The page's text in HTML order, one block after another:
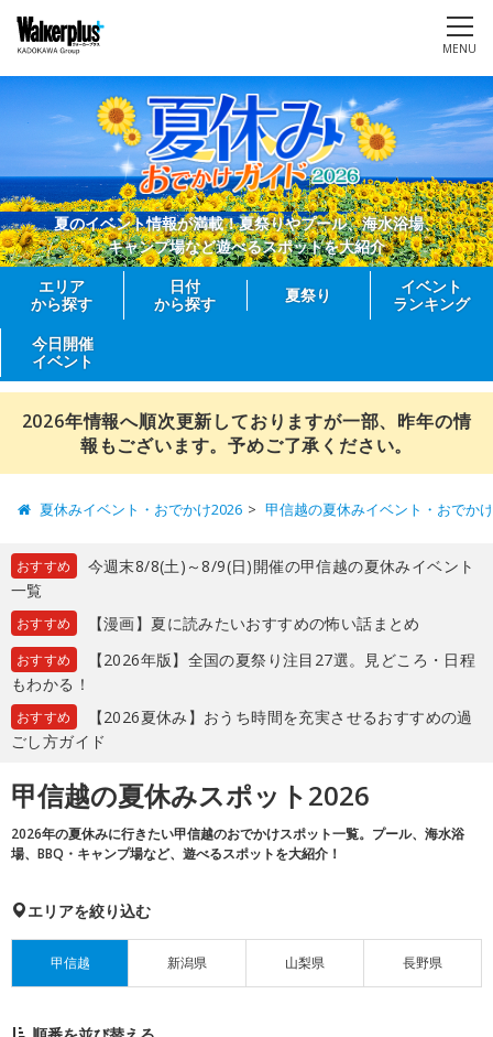
MENU
夏のイベント情報が満載！夏祭りやプール、海水浴場、
キャンプ場など遊べるスポットを大紹介
エリア
から探す
日付
から探す
夏祭り
イベント
ランキング
今日開催
イベント
2026年情報へ順次更新しておりますが一部、昨年の情
報もございます。予めご了承ください。
夏休みイベント・おでかけ2026 甲信越の夏休みイベント・おでか
おすすめ
今週末8/8(土)～8/9(日)開催の甲信越の夏休みイベント
一覧
おすすめ 【漫画】夏に読みたいおすすめの怖い話まとめ
おすすめ
【2026年版】全国の夏祭り注目27選。見どころ・日程
もわかる！
おすすめ
【2026夏休み】おうち時間を充実させるおすすめの過
ごし方ガイド
甲信越の夏休みスポット2026
2026年の夏休みに行きたい甲信越のおでかけスポット一覧。プール、海水浴
場、BBQ・キャンプ場など、遊べるスポットを大紹介！
エリアを絞り込む
甲信越 新潟県 山梨県 長野県